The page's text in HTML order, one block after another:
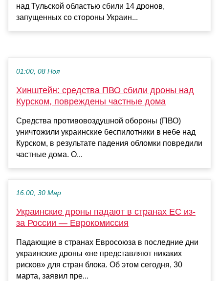
над Тульской областью сбили 14 дронов,
запущенных со стороны Украин...
01:00, 08 Ноя
Хинштейн: средства ПВО сбили дроны над
Курском, повреждены частные дома
Средства противовоздушной обороны (ПВО)
уничтожили украинские беспилотники в небе над
Курском, в результате падения обломки повредили
частные дома. О...
16:00, 30 Мар
Украинские дроны падают в странах ЕС из-
за России — Еврокомиссия
Падающие в странах Евросоюза в последние дни
украинские дроны «не представляют никаких
рисков» для стран блока. Об этом сегодня, 30
марта, заявил пре...